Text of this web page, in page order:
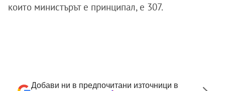
които министърът е принципал, е 307.
Добави ни в предпочитани източници в